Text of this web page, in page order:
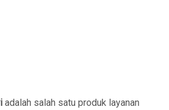
adalah salah satu produk layanan